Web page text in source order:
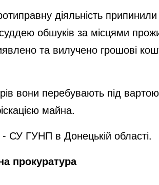
діяльність
обшуків за місцями
та вилучено грошові
вони перебувають під
майна.
СУ ГУНП в Донецькій області.
прокуратура